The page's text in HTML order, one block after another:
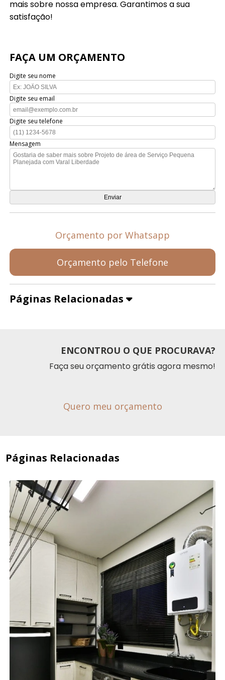
mais sobre nossa empresa. Garantimos a sua
satisfação!
FAÇA UM ORÇAMENTO
Digite seu nome
Digite seu email
Digite seu telefone
Mensagem
Orçamento por Whatsapp
Orçamento pelo Telefone
Páginas Relacionadas
ENCONTROU O QUE PROCURAVA?
Faça seu orçamento grátis agora mesmo!
Quero meu orçamento
Páginas Relacionadas